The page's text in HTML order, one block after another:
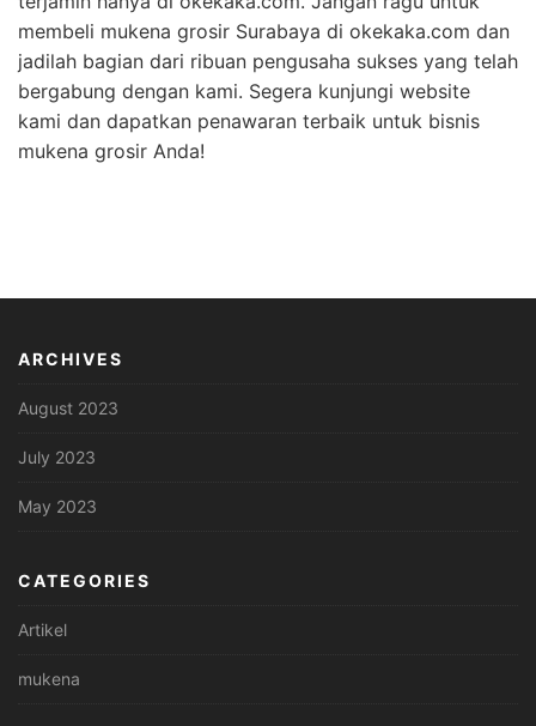
membeli mukena grosir Surabaya di okekaka.com dan
jadilah bagian dari ribuan pengusaha sukses yang telah
bergabung dengan kami. Segera kunjungi website
kami dan dapatkan penawaran terbaik untuk bisnis
mukena grosir Anda!
ARCHIVES
August 2023
July 2023
May 2023
CATEGORIES
Artikel
mukena